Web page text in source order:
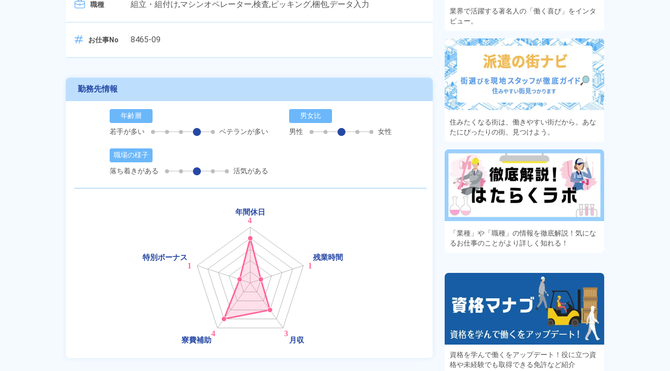
職種 組立・組付け,マシンオペレーター,検査,ピッキング,梱包,データ入力
お仕事No 8465-09
勤務先情報
年齢層
若手が多い
ベテランが多い
男女比
男性
女性
職場の様子
落ち着きがある
活気がある
業界で活躍する著名人の「働く喜び」をインタ
ビュー。
住みたくなる街は、働きやすい街だから。あな
たにぴったりの街、見つけよう。
「業種」や「職種」の情報を徹底解説！気にな
るお仕事のことがより詳しく知れる！
資格を学んで働くをアップデート！役に立つ資
格や未経験でも取得できる免許など紹介